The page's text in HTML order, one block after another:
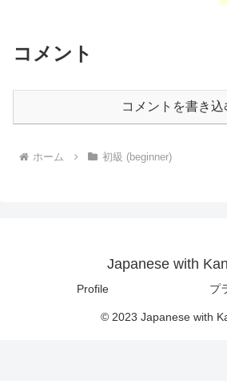
コメント
コメントを書き込
ホーム 初級 (beginner)
Japanese with
Profile プ
© 2023 Japanese with